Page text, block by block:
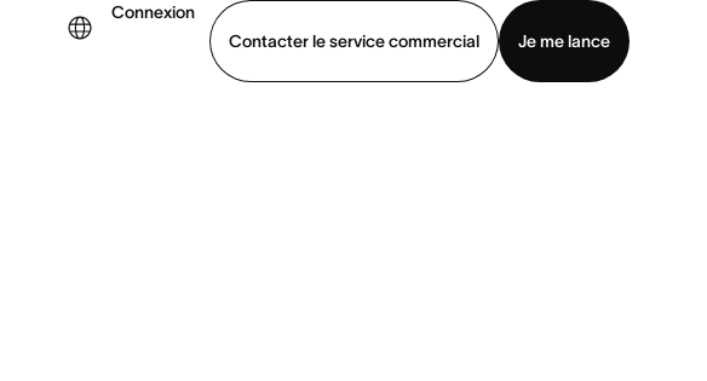
Connexion
Contacter le service commercial
Je me lance